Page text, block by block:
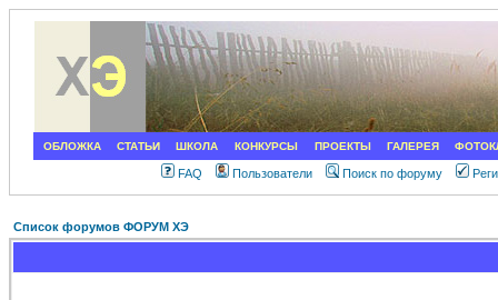
ОБЛОЖКА СТАТЬИ ШКОЛА КОНКУРСЫ ПРОЕКТЫ ГАЛЕРЕЯ
FAQ Пользователи Поиск по форуму
Список форумов ФОРУМ ХЭ